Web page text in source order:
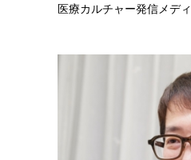
医療カルチャー発信メデ